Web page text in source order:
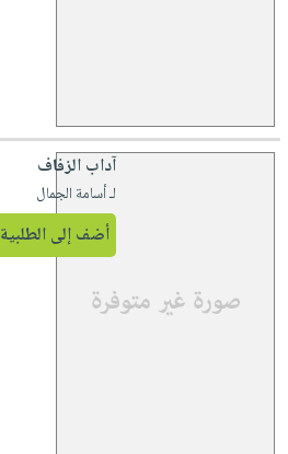
آداب الزفاف
لـ أسامة الجمال
أضف إلى الطلبية